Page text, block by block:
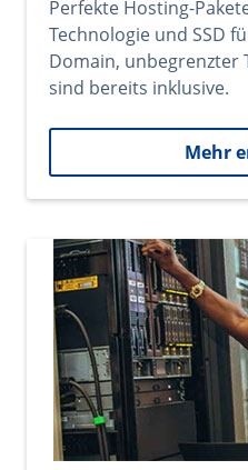
Perfekte Hosting-
Technologie und SSD
Domain, unbegrenzter
sind bereits inklusive.
Mehr